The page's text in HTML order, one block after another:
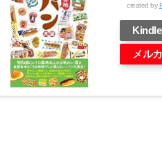
created by
Kindle
メル